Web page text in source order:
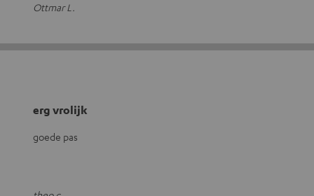
Ottmar L.
erg vrolijk
goede pas